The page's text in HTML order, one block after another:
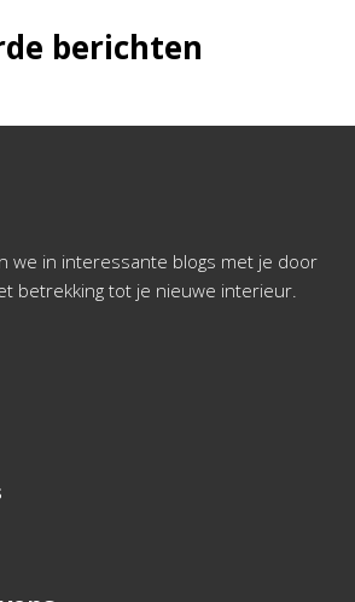
berichten
we in interessante blogs met je door
betrekking tot je nieuwe interieur.